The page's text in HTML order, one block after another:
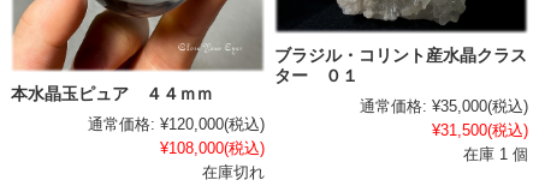
本水晶玉ピュア ４４ｍｍ
通常価格: ¥120,000(税込)
¥108,000(税込)
在庫切れ
ブラジル・コリント産水晶クラス
ター ０１
通常価格: ¥35,000(税込)
¥31,500(税込)
在庫 1 個